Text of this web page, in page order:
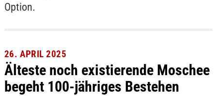
Option.
26. APRIL 2025
Älteste noch existierende Moschee
begeht 100-jähriges Bestehen